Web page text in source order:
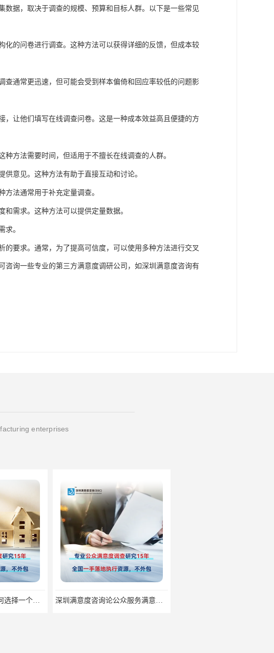
数据，取决于调查的规模、预算和目标人群。以下是一些常见
化的问卷进行调查。这种方法可以获得详细的反馈，但成本较
查通常更迅速，但可能会受到样本偏倚和回应率较低的问题影
让他们填写在线调查问卷。这是一种成本效益高且便捷的方
方法需要时间，但适用于不擅长在线调查的人群。
意见。这种方法有助于直接互动和讨论。
法通常用于补充定量调查。
需求。这种方法可以提供定量数据。
求。
要求。通常，为了提高可信度，可以使用多种方法进行交叉
咨询一些专业的第三方满意度调研公司 ， 如深圳满意度咨询有
enterprises
深圳满意度咨询论公众服务满意度调查的意义